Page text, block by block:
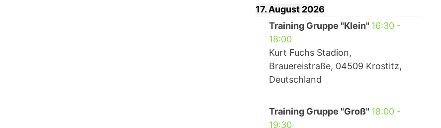
17. August 2026
Training Gruppe "Klein" 16:30-
18:00
Kurt Fuchs Stadion,
Brauereistraße, 04509 Krostitz,
Deutschland
Training Gruppe "Groß" 18:00-
19:30